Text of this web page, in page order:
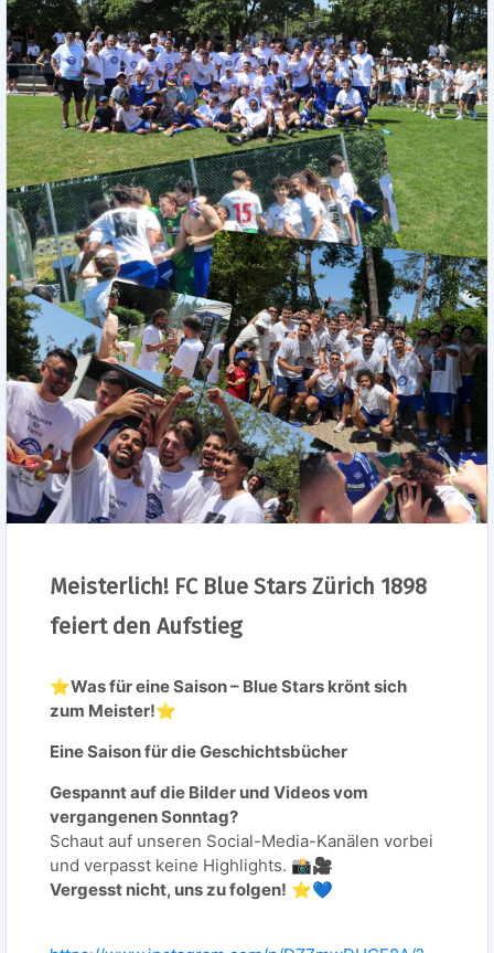
Meisterlich! FC Blue Stars Zürich 1898
feiert den Aufstieg
⭐️Was für eine Saison – Blue Stars krönt sich
zum Meister!⭐️
Eine Saison für die Geschichtsbücher
Gespannt auf die Bilder und Videos vom
vergangenen Sonntag?
Schaut auf unseren Social-Media-Kanälen vorbei
und verpasst keine Highlights. 📸🎥
Vergesst nicht, uns zu folgen! ⭐️💙